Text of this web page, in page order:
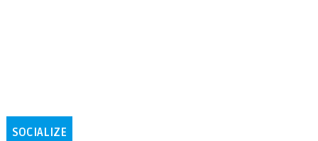
SOCIALIZE